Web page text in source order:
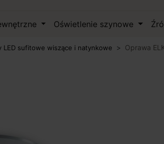
Oświetlenie szynowe
LED sufitowe wiszące i natynkowe Oprawa